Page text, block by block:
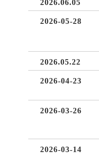
2026.06.05
2026-05-28
2026.05.22
2026-04-23
2026-03-26
2026-03-14